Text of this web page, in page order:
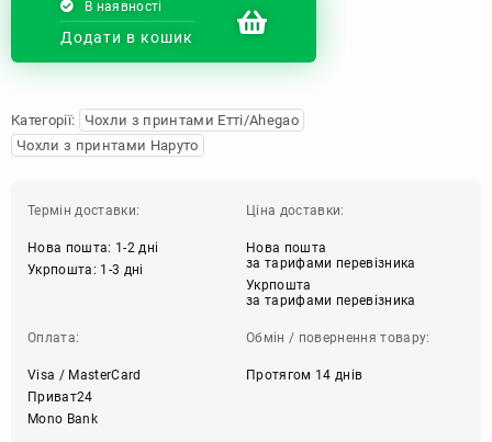
В наявності
Додати в кошик
Категорії:
Чохли з принтами Етті/Ahegao
Чохли з принтами Наруто
Термін доставки:
Нова пошта: 1-2 дні
Укрпошта: 1-3 дні
Ціна доставки:
Нова пошта
за тарифами перевізника
Укрпошта
за тарифами перевізника
Оплата:
Visa / MasterCard
Приват24
Mono Bank
Обмін / повернення товару:
Протягом 14 днів